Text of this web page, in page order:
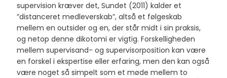
supervision kræver det, Sundet (2011) kalder et
”distanceret medleverskab”, altså et følgeskab
mellem en outsider og en, der står midt i sin praksis,
og netop denne dikotomi er vigtig. Forskelligheden
mellem supervisand- og supervisorposition kan være
en forskel i ekspertise eller erfaring, men den kan også
være noget så simpelt som et møde mellem to